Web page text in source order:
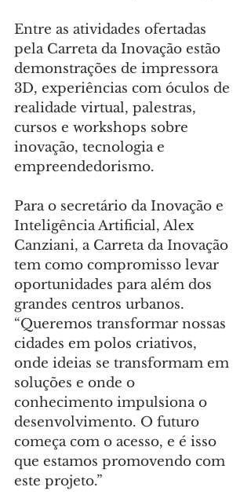
Entre as atividades ofertadas
pela Carreta da Inovação estão
demonstrações de impressora
3D, experiências com óculos de
realidade virtual, palestras,
cursos e workshops sobre
inovação, tecnologia e
empreendedorismo.
Para o secretário da Inovação e
Inteligência Artificial, Alex
Canziani, a Carreta da Inovação
tem como compromisso levar
oportunidades para além dos
grandes centros urbanos.
“Queremos transformar nossas
cidades em polos criativos,
onde ideias se transformam em
soluções e onde o
conhecimento impulsiona o
desenvolvimento. O futuro
começa com o acesso, e é isso
que estamos promovendo com
este projeto.”